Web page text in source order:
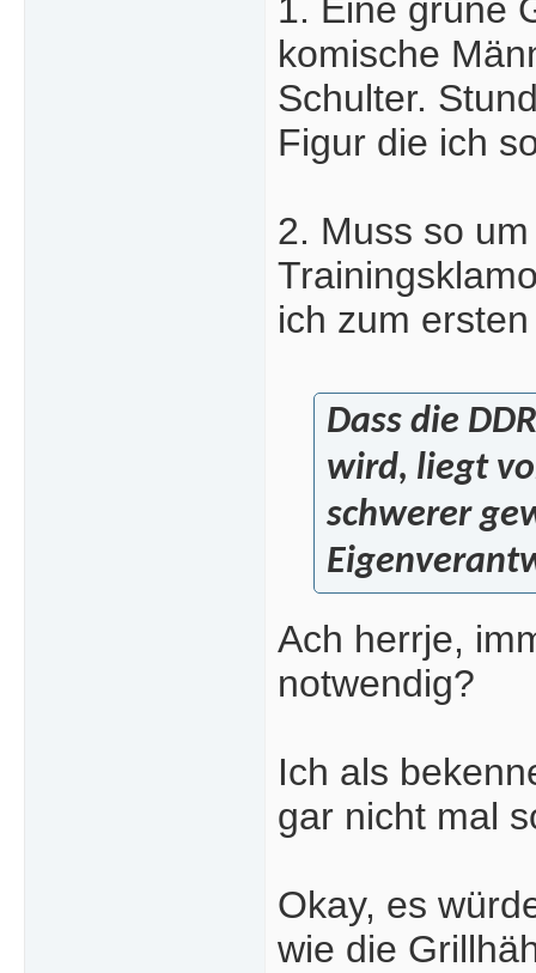
1. Eine grüne
komische
Schulter.
Figur die ich
2. Muss so
ich zum
Dass die
wird, liegt
schwerer
Ach herrje,
notwendig?
Ich als
gar nicht mal
Okay, es
wie die